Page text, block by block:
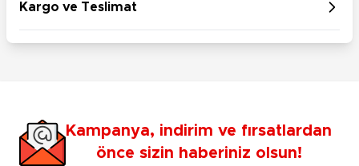
Kargo ve Teslimat
Kampanya, indirim ve fırsatlardan
önce sizin haberiniz olsun!